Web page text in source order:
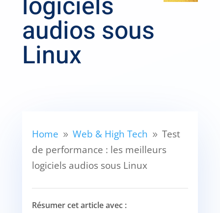
audios sous
Linux
Home 9 Web & High Tech 9 Test
de performance : les meilleurs
logiciels audios sous Linux
Résumer cet article avec :